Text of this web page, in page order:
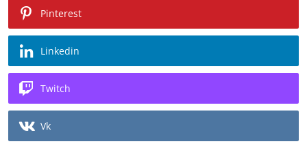
Pinterest
Linkedin
Twitch
Vk